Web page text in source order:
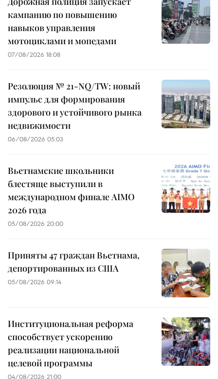
кампанию по повышению
навыков управления
мотоциклами и мопедами
07/08/2026 18:08
Резолюция № 21-NQ/TW: новый
импульс для формирования
здорового и устойчивого рынка
недвижимости
06/08/2026 05:03
Вьетнамские школьники
блестяще выступили в
международном финале AIMO
2026 года
05/08/2026 20:00
Приняты 47 граждан Вьетнама,
депортированных из США
05/08/2026 09:14
Институциональная реформа
способствует ускорению
реализации национальной
целевой программы
04/08/2026 21:00